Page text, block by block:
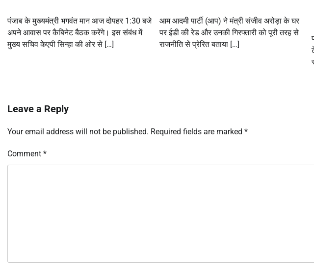
पंजाब के मुख्यमंत्री भगवंत मान आज दोपहर 1:30 बजे
अपने आवास पर कैबिनेट बैठक करेंगे। इस संबंध में
मुख्य सचिव केएपी सिन्हा की ओर से […]
आम आदमी पार्टी (आप) ने मंत्री संजीव अरोड़ा के घर
पर ईडी की रेड और उनकी गिरफ्तारी को पूरी तरह से
राजनीति से प्रेरित बताया […]
Leave a Reply
Your email address will not be published. Required fields are marked *
Comment *